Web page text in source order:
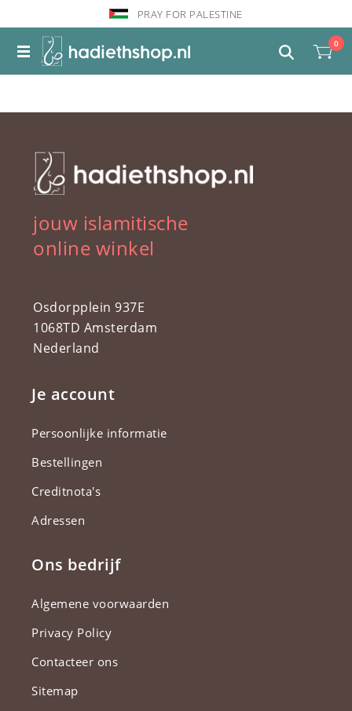
PRAY FOR PALESTINE
0
jouw islamitische
online winkel
Osdorpplein 937E
1068TD Amsterdam
Nederland
Je account
Persoonlijke informatie
Bestellingen
Creditnota's
Adressen
Ons bedrijf
Algemene voorwaarden
Privacy Policy
Contacteer ons
Sitemap